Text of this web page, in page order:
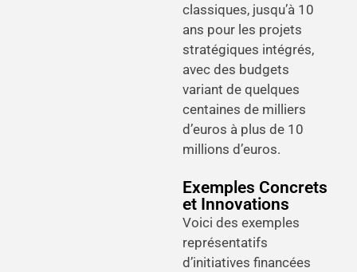
classiques, jusqu’à 10
ans pour les projets
stratégiques intégrés,
avec des budgets
variant de quelques
centaines de milliers
d’euros à plus de 10
millions d’euros.
Exemples Concrets
et Innovations
Voici des exemples
représentatifs
d’initiatives financées